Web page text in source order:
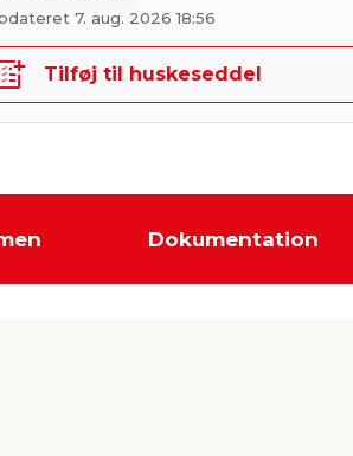
7. aug. 2026 18:56
Tilføj til huskeseddel
Dokumentation